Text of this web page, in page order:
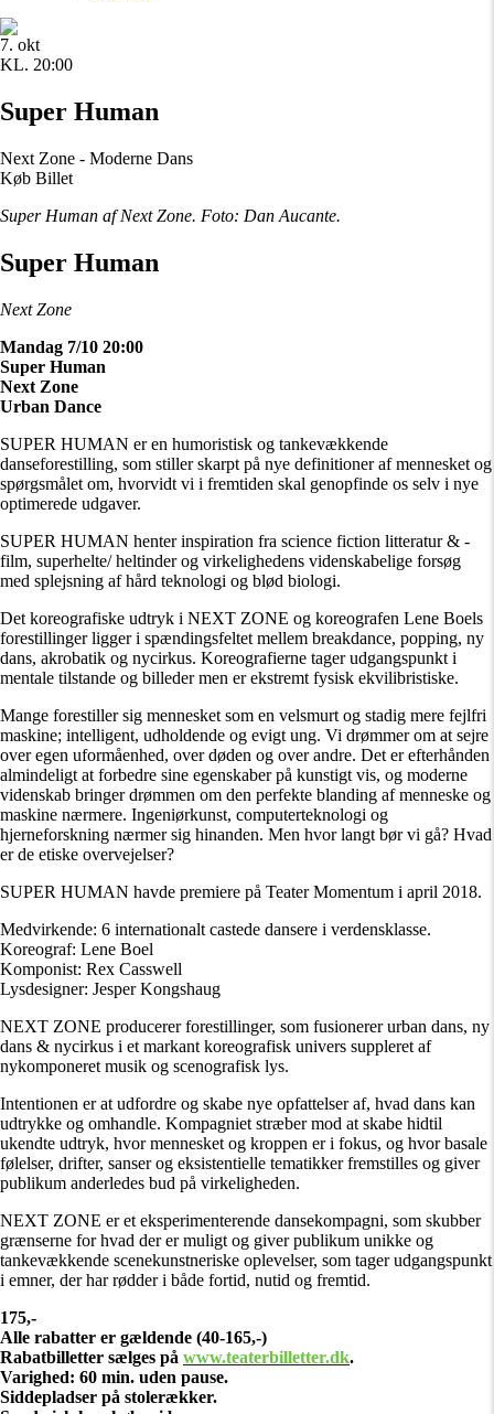
7. okt
KL. 20:00
Super Human
Next Zone - Moderne Dans
Køb Billet
Super Human af Next Zone. Foto: Dan Aucante.
Super Human
Next Zone
Mandag 7/10 20:00
Super Human
Next Zone
Urban Dance
SUPER HUMAN er en humoristisk og tankevækkende
danseforestilling, som stiller skarpt på nye definitioner af mennesket og
spørgsmålet om, hvorvidt vi i fremtiden skal genopfinde os selv i nye
optimerede udgaver.
SUPER HUMAN henter inspiration fra science fiction litteratur & -
film, superhelte/ heltinder og virkelighedens videnskabelige forsøg
med splejsning af hård teknologi og blød biologi.
Det koreografiske udtryk i NEXT ZONE og koreografen Lene Boels
forestillinger ligger i spændingsfeltet mellem breakdance, popping, ny
dans, akrobatik og nycirkus. Koreografierne tager udgangspunkt i
mentale tilstande og billeder men er ekstremt fysisk ekvilibristiske.
Mange forestiller sig mennesket som en velsmurt og stadig mere fejlfri
maskine; intelligent, udholdende og evigt ung. Vi drømmer om at sejre
over egen uformåenhed, over døden og over andre. Det er efterhånden
almindeligt at forbedre sine egenskaber på kunstigt vis, og moderne
videnskab bringer drømmen om den perfekte blanding af menneske og
maskine nærmere. Ingeniørkunst, computerteknologi og
hjerneforskning nærmer sig hinanden. Men hvor langt bør vi gå? Hvad
er de etiske overvejelser?
SUPER HUMAN havde premiere på Teater Momentum i april 2018.
Medvirkende: 6 internationalt castede dansere i verdensklasse.
Koreograf: Lene Boel
Komponist: Rex Casswell
Lysdesigner: Jesper Kongshaug
NEXT ZONE producerer forestillinger, som fusionerer urban dans, ny
dans & nycirkus i et markant koreografisk univers suppleret af
nykomponeret musik og scenografisk lys.
Intentionen er at udfordre og skabe nye opfattelser af, hvad dans kan
udtrykke og omhandle. Kompagniet stræber mod at skabe hidtil
ukendte udtryk, hvor mennesket og kroppen er i fokus, og hvor basale
følelser, drifter, sanser og eksistentielle tematikker fremstilles og giver
publikum anderledes bud på virkeligheden.
NEXT ZONE er et eksperimenterende dansekompagni, som skubber
grænserne for hvad der er muligt og giver publikum unikke og
tankevækkende scenekunstneriske oplevelser, som tager udgangspunkt
i emner, der har rødder i både fortid, nutid og fremtid.
175,-
Alle rabatter er gældende (40-165,-)
Rabatbilletter sælges på www.teaterbilletter.dk.
Varighed: 60 min. uden pause.
Siddepladser på stolerækker.